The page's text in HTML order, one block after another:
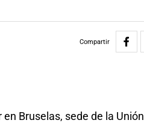
Compartir
Bruselas, sede de la Unión